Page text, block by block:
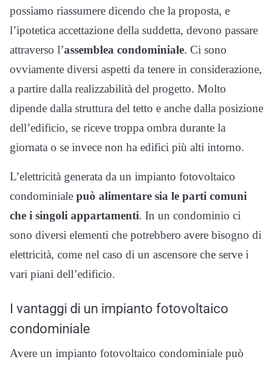
possiamo riassumere dicendo che la proposta, e
l’ipotetica accettazione della suddetta, devono passare
attraverso l’assemblea condominiale. Ci sono
ovviamente diversi aspetti da tenere in considerazione,
a partire dalla realizzabilità del progetto. Molto
dipende dalla struttura del tetto e anche dalla posizione
dell’edificio, se riceve troppa ombra durante la
giornata o se invece non ha edifici più alti intorno.
L’elettricità generata da un impianto fotovoltaico
condominiale può alimentare sia le parti comuni
che i singoli appartamenti. In un condominio ci
sono diversi elementi che potrebbero avere bisogno di
elettricità, come nel caso di un ascensore che serve i
vari piani dell’edificio.
I vantaggi di un impianto fotovoltaico
condominiale
Avere un impianto fotovoltaico condominiale può